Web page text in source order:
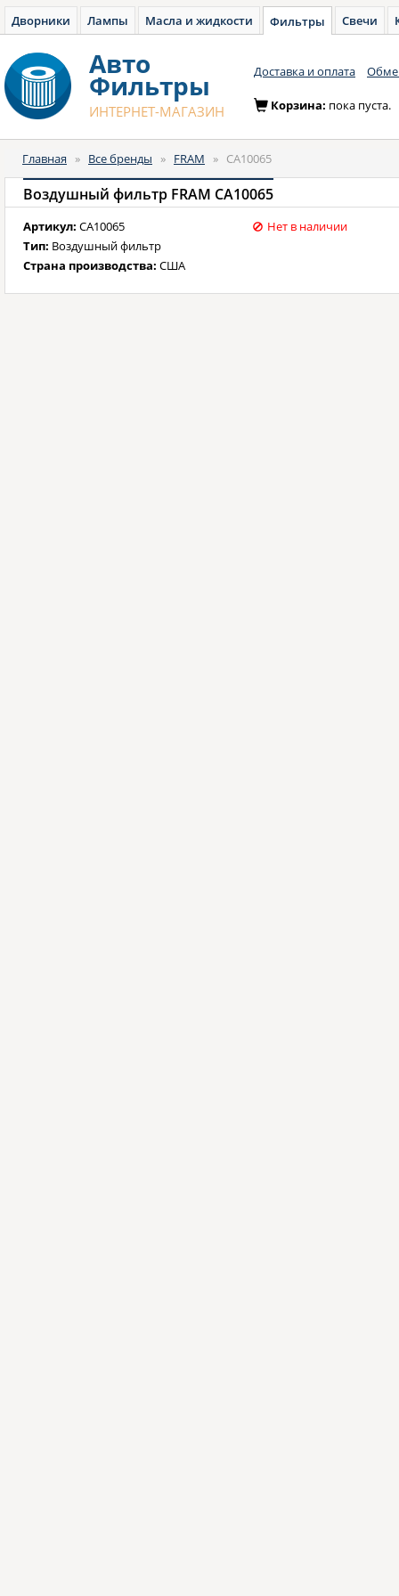
Дворники Лампы Масла и жидкости Фильтры Свечи
Авто
Фильтры
ИНТЕРНЕТ-МАГАЗИН
Доставка и оплата
Корзина: пока пуста.
Главная » Все бренды » FRAM » CA10065
Воздушный фильтр FRAM CA10065
Артикул: CA10065
Тип: Воздушный фильтр
Страна производства: США
Нет в наличии